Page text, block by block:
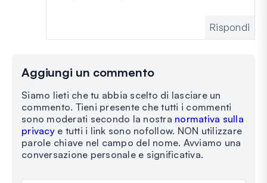
Rispondi
Aggiungi un commento
Siamo lieti che tu abbia scelto di lasciare un
commento. Tieni presente che tutti i commenti
sono moderati secondo la nostra normativa sulla
privacye tutti i link sono nofollow. NON utilizzare
parole chiave nel campo del nome. Avviamo una
conversazione personale e significativa.